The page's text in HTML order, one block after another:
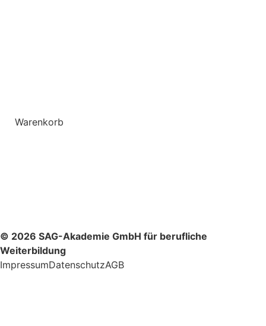
Warenkorb
© 2026 SAG-Akademie GmbH für berufliche
Weiterbildung
ImpressumDatenschutzAGB